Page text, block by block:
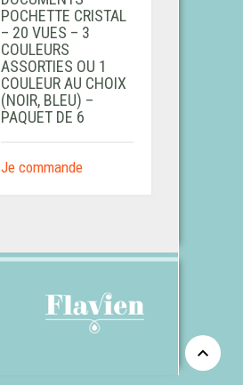
POCHETTE CRISTAL
– 20 VUES – 3
COULEURS
ASSORTIES OU 1
COULEUR AU CHOIX
(NOIR, BLEU) –
PAQUET DE 6
Je commande